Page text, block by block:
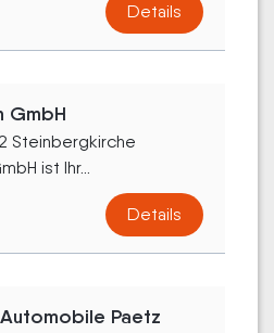
Details
GmbH
Steinbergkirche
ist Ihr...
Details
Paetz